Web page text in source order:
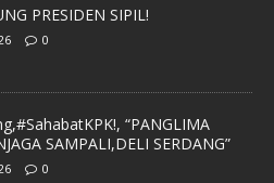
PRESIDEN SIPIL!
0
“PANGLIMA
SAMPALI,DELI SERDANG”
0